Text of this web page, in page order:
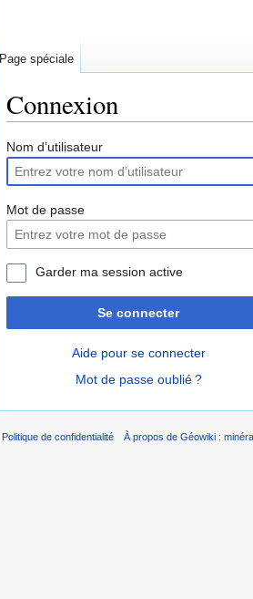
Connexion
Nom d’utilisateur
Mot de passe
Garder ma session active
Se connecter
Aide pour se connecter
Mot de passe oublié ?
Page spéciale
Politique de confidentialité À propos de Géowiki :